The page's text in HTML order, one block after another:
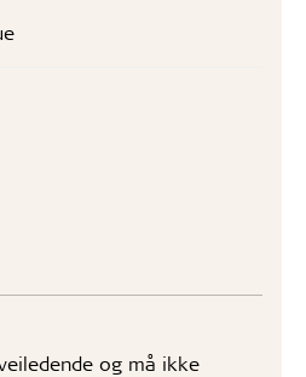
og må ikke